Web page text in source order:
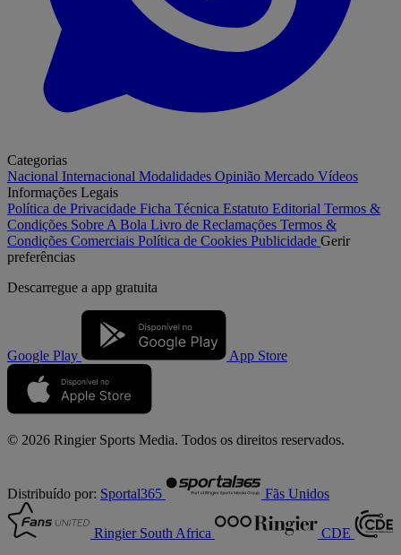
Categorias
Nacional Internacional Modalidades Opinião Mercado Vídeos
Informações Legais
Política de Privacidade Ficha Técnica Estatuto Editorial Termos &
Condições Sobre A Bola Livro de Reclamações Termos &
Condições Comerciais Política de Cookies Publicidade Gerir
preferências
Descarregue a app gratuita
Google Play App Store
© 2026 Ringier Sports Media. Todos os direitos reservados.
Distribuído por: Sportal365 Fãs Unidos
Ringier South Africa CDE